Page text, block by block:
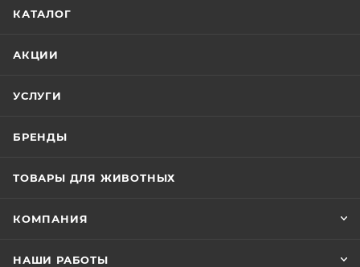
КАТАЛОГ
АКЦИИ
УСЛУГИ
БРЕНДЫ
ТОВАРЫ ДЛЯ ЖИВОТНЫХ
КОМПАНИЯ
НАШИ РАБОТЫ